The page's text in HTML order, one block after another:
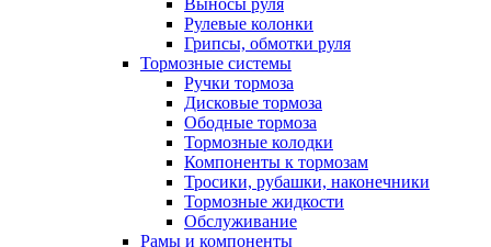
Выносы руля
Рулевые колонки
Грипсы, обмотки руля
Тормозные системы
Ручки тормоза
Дисковые тормоза
Ободные тормоза
Тормозные колодки
Компоненты к тормозам
Тросики, рубашки, наконечники
Тормозные жидкости
Обслуживание
Рамы и компоненты